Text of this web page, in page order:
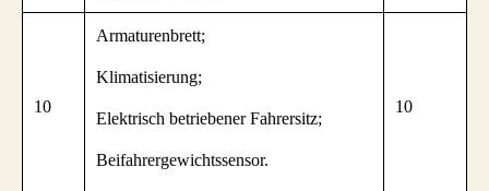
10
Armaturenbrett;
Klimatisierung;
Elektrisch betriebener Fahrersitz;
Beifahrergewichtssensor.
10